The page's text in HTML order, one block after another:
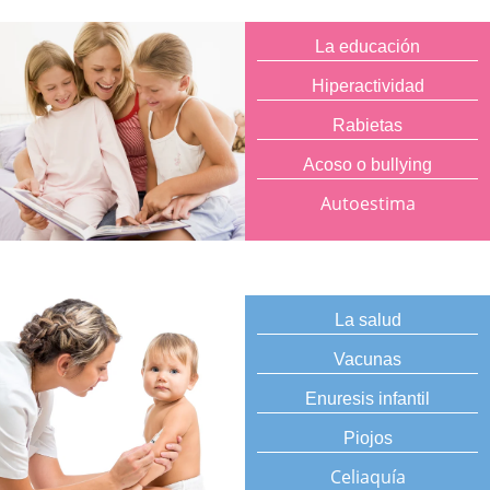
La educación
Hiperactividad
Rabietas
Acoso o bullying
Autoestima
La salud
Vacunas
Enuresis infantil
Piojos
Celiaquía